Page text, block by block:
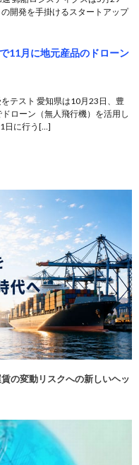
開発を手掛けるスタートアップ
11月に地元産品のドローン
テスト 愛知県は10月23日、豊
ローン（無人飛行機）を活用し
日に行う[…]
の変動リスクへの新しいヘッ